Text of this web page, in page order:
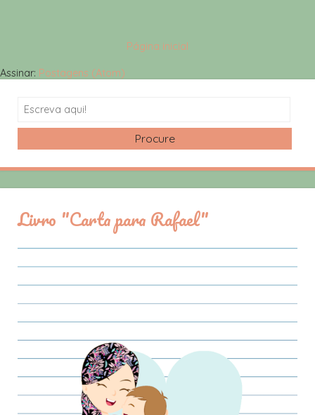
Página inicial
Assinar: Postagens (Atom)
Search
Livro "Carta para Rafael"